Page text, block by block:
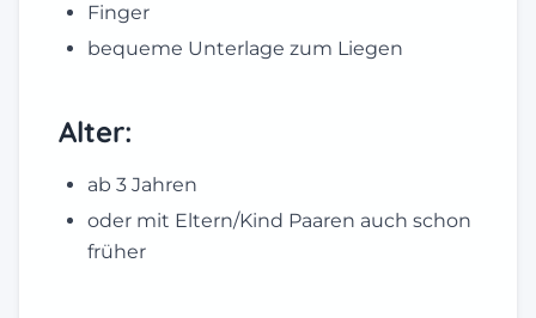
Finger
bequeme Unterlage zum Liegen
Alter:
ab 3 Jahren
oder mit Eltern/Kind Paaren auch schon
früher